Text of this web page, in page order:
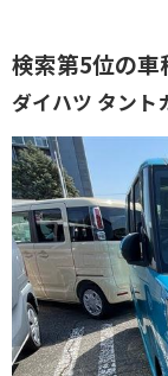
検索第5位の車
ダイハツ タント